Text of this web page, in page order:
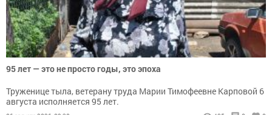
95 лет — это не просто годы, это эпоха
Труженице тыла, ветерану труда Марии Тимофеевне Карповой 6
августа исполняется 95 лет.